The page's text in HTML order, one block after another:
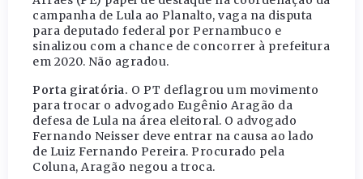
campanha de Lula ao Planalto, vaga na disputa
para deputado federal por Pernambuco e
sinalizou com a chance de concorrer à prefeitura
em 2020. Não agradou.
Porta giratória. O PT deflagrou um movimento
para trocar o advogado Eugênio Aragão da
defesa de Lula na área eleitoral. O advogado
Fernando Neisser deve entrar na causa ao lado
de Luiz Fernando Pereira. Procurado pela
Coluna, Aragão negou a troca.